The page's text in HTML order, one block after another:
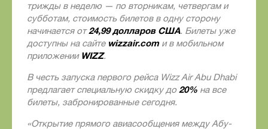
трижды в неделю — по вторникам, четвергам и
субботам, стоимость билетов в одну сторону
начинается от24,99 долларов США. Билеты уже
доступны на сайте wizzair.com и в мобильном
приложении WIZZ.
В честь запуска первого рейса Wizz Air Abu Dhabi
предлагает специальную скидку до 20% на все
билеты, забронированные сегодня.
«Открытие прямого авиасообщения между Абу-